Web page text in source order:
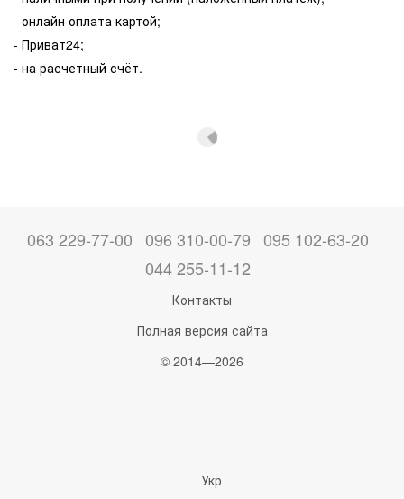
- онлайн оплата картой;
- Приват24;
- на расчетный счёт.
063 229-77-00 096 310-00-79 095 102-63-20
044 255-11-12
Контакты
Полная версия сайта
© 2014—2026
Укр